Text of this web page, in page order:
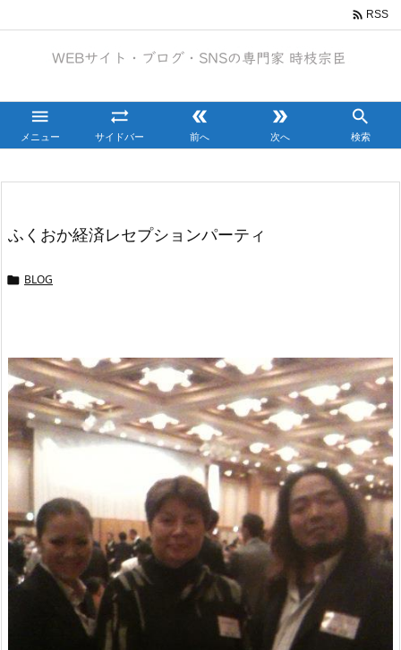

メニュー

サイドバー

前へ

次へ

検索
 RSS
ふくおか経済レセプションパーティ
 BLOG